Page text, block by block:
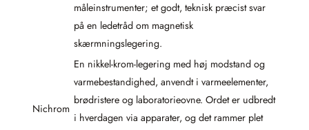
måleinstrumenter; et godt, teknisk præcist svar
på en ledetråd om magnetisk
skærmningslegering.
Nichrom
En nikkel-krom-legering med høj modstand og
varmebestandighed, anvendt i varmeelementer,
brødristere og laboratorieovne. Ordet er udbredt
i hverdagen via apparater, og det rammer plet